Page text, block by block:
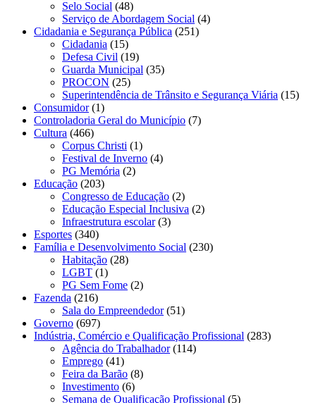
Selo Social (48)
Serviço de Abordagem Social (4)
Cidadania e Segurança Pública (251)
Cidadania (15)
Defesa Civil (19)
Guarda Municipal (35)
PROCON (25)
Superintendência de Trânsito e Segurança Viária (15)
Consumidor(1)
Controladoria Geral do Município (7)
Cultura (466)
Corpus Christi (1)
Festival de Inverno (4)
PG Memória (2)
Educação (203)
Congresso de Educação (2)
Educação Especial Inclusiva (2)
Infraestrutura escolar(3)
Esportes (340)
Família e Desenvolvimento Social (230)
Habitação (28)
LGBT (1)
PG Sem Fome (2)
Fazenda (216)
Sala do Empreendedor(51)
Governo (697)
Indústria, Comércio e Qualificação Profissional (283)
Agência do Trabalhador(114)
Emprego (41)
Feira da Barão (8)
Investimento (6)
Semana de Qualificação Profissional (5)